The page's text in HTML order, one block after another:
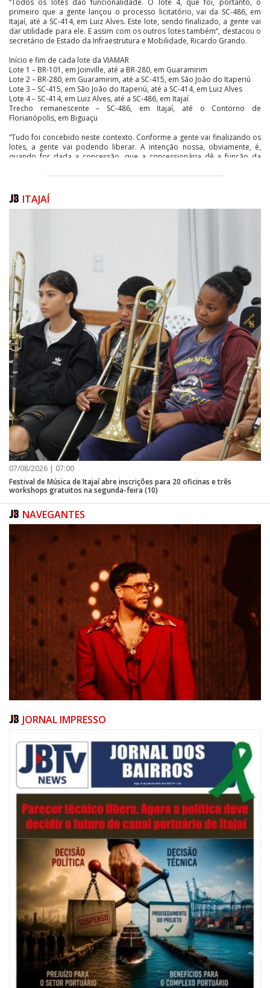
“Todos os lotes dão funcionalidade. O lote 4, que foi, portanto, o
primeiro que a gente lançou o processo licitatório, vai da SC-486, em
Itajaí, até a SC-414, em Luiz Alves. Este lote, sendo finalizado, a gente vai
dar utilidade para ele. E assim com os outros lotes também”, destacou o
secretário de Estado da Infraestrutura e Mobilidade, Ricardo Grando.
Início e fim de cada lote da VIAMAR
Lote 1 – BR-101, em Joinville, até a BR-280, em Guaramirim
Lote 2 – BR-280, em Guaramirim, até a SC-415, em São João do Itaperiú
Lote 3 – SC-415, em São João do Itaperiú, até a SC-414, em Luiz Alves
Lote 4 – SC-414, em Luiz Alves, até a SC-486, em Itajaí
Trecho remanescente – SC-486, em Itajaí, até o Contorno de
Florianópolis, em Biguaçu
“Tudo foi concebido neste contexto. Conforme a gente vai finalizando os
lotes, a gente vai podendo liberar. A intenção nossa, obviamente, é,
quando for dada a concessão, que a concessionária dê a função da
secretário Ricardo Grando.
A VIAMAR
Ao todo, a VIAMAR terá 145 quilômetros, ligando o Contorno Viário da
bilhões.
O trecho inicial, correspondente ao lote 4, tem 24,6 quilômetros de
extensão entre a SC-486, em Itajaí, e a SC-414, entre Luiz Alves e
Navegantes. O investimento previsto, conforme a SIE, soma
aproximadamente R$ 2,2 bilhões. Após esse investimento, o Governo do
Estado trabalha para que as próximas etapas das obras tenham
realização a partir de uma Parceria Público-Privada (PPP).
TwitterEmailWhatsApp
ITAJAÍ
07/08/2026 | 07:00
Festival de Música de Itajaí abre inscrições para 20 oficinas e três
workshops gratuitos na segunda-feira (10)
NAVEGANTES
07/08/2026 | 07:00
Navegantes celebra 64 anos com shows nacionais de Ferrugem, Banda
Morada e Chiquito & Bordoneio
ITAJAÍ
JORNAL IMPRESSO